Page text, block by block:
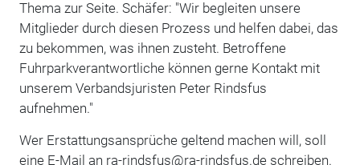
Thema zur Seite. Schäfer: "Wir begleiten unsere
Mitglieder durch diesen Prozess und helfen dabei, das
zu bekommen, was ihnen zusteht. Betroffene
Fuhrparkverantwortliche können gerne Kontakt mit
unserem Verbandsjuristen Peter Rindsfus
aufnehmen."
Wer Erstattungsansprüche geltend machen will, soll
eine E-Mail an ra-rindsfus@ra-rindsfus.de schreiben.